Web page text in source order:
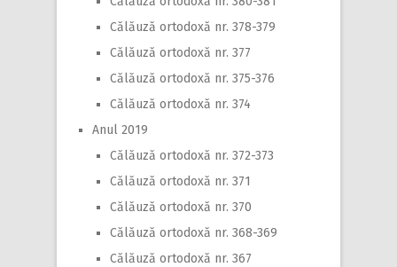
Călăuză ortodoxă nr. 378-379
Călăuză ortodoxă nr. 377
Călăuză ortodoxă nr. 375-376
Călăuză ortodoxă nr. 374
Anul 2019
Călăuză ortodoxă nr. 372-373
Călăuză ortodoxă nr. 371
Călăuză ortodoxă nr. 370
Călăuză ortodoxă nr. 368-369
Călăuză ortodoxă nr. 367